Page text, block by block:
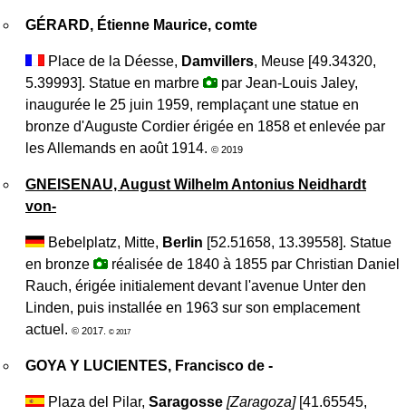
GÉRARD, Étienne Maurice, comte
Place de la Déesse, Damvillers, Meuse [49.34320,
5.39993]. Statue en marbre
par Jean-Louis Jaley,
inaugurée le 25 juin 1959, remplaçant une statue en
bronze d'Auguste Cordier érigée en 1858 et enlevée par
les Allemands en août 1914. © 2019
GNEISENAU, August Wilhelm Antonius Neidhardt
von-
Bebelplatz, Mitte, Berlin [52.51658, 13.39558]. Statue
en bronze
réalisée de 1840 à 1855 par Christian Daniel
Rauch, érigée initialement devant l'avenue Unter den
Linden, puis installée en 1963 sur son emplacement
actuel. © 2017. © 2017
GOYA Y LUCIENTES, Francisco de -
Plaza del Pilar, Saragosse [Zaragoza][41.65545,